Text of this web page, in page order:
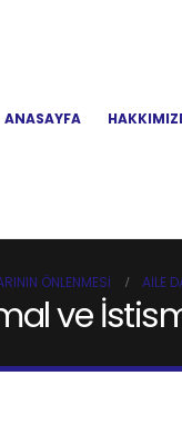
ANASAYFA
ÖNLENMESI AILE
ve